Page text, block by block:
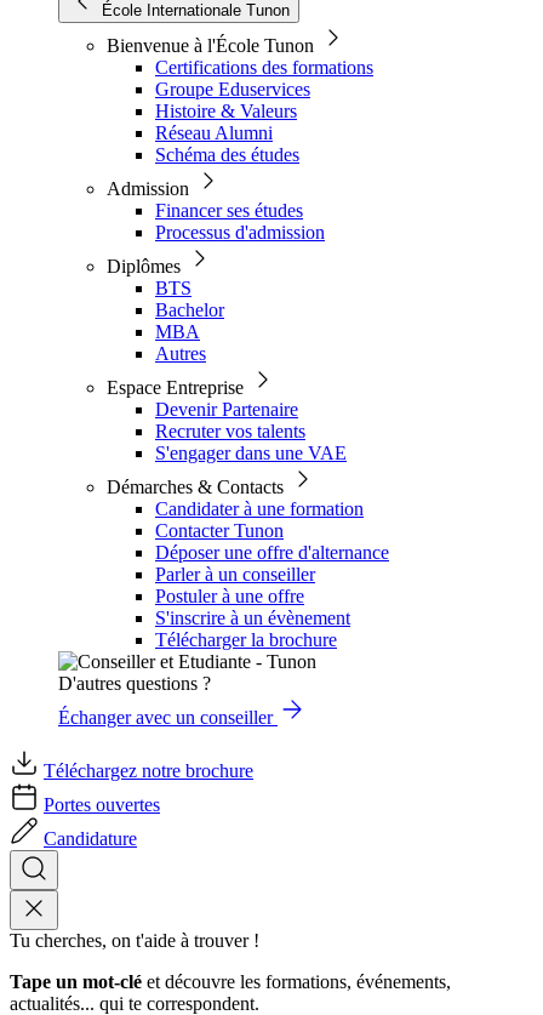
École Internationale Tunon
Bienvenue à l'École Tunon
Certifications des formations
Groupe Eduservices
Histoire & Valeurs
Réseau Alumni
Schéma des études
Admission
Financer ses études
Processus d'admission
Diplômes
BTS
Bachelor
MBA
Autres
Espace Entreprise
Devenir Partenaire
Recruter vos talents
S'engager dans une VAE
Démarches & Contacts
Candidater à une formation
Contacter Tunon
Déposer une offre d'alternance
Parler à un conseiller
Postuler à une offre
S'inscrire à un évènement
Télécharger la brochure
D'autres questions ?
Échanger avec un conseiller
Téléchargez notre brochure
Portes ouvertes
Candidature
Tu cherches, on t'aide à trouver !
Tape un mot-clé et découvre les formations, événements,
actualités... qui te correspondent.